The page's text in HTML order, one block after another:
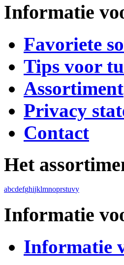
Informatie
Favoriete
Tips voor
Assortiment
Privacy
Contact
Het
abcdefghijklmnoprstuvy
Informatie
Informatie